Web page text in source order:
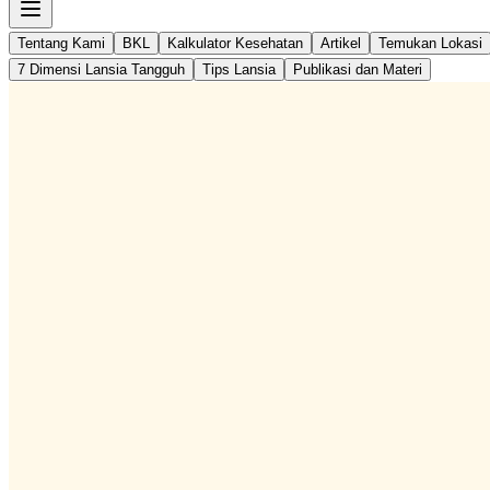
Tentang Kami BKL Kalkulator Kesehatan Artikel
Temukan Lokasi
7 Dimensi Lansia Tangguh
Tips Lansia Publikasi dan Materi